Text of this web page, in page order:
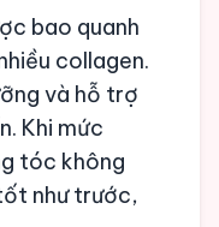
bao quanh
collagen.
và hỗ trợ
Khi mức
tóc không
như trước,